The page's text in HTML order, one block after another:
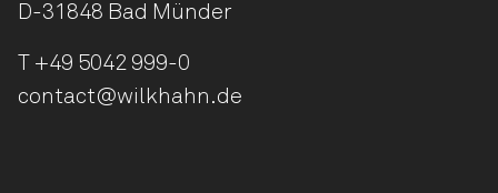
D-31848 Bad Münder
+49 5042 999-0
contact@wilkhahn.de